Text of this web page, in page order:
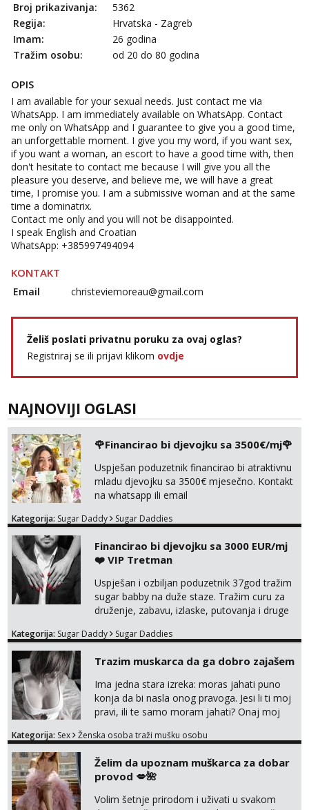
Broj prikazivanja:
5362
Regija:
Hrvatska - Zagreb
Imam:
26 godina
Tražim osobu:
od 20 do 80 godina
OPIS
I am available for your sexual needs. Just contact me via
WhatsApp. I am immediately available on WhatsApp. Contact
me only on WhatsApp and I guarantee to give you a good time,
an unforgettable moment. I give you my word, if you want sex,
if you want a woman, an escort to have a good time with, then
don't hesitate to contact me because I will give you all the
pleasure you deserve, and believe me, we will have a great
time, I promise you. I am a submissive woman and at the same
time a dominatrix.
Contact me only and you will not be disappointed.
I speak English and Croatian
WhatsApp: +385997494094
KONTAKT
Email christeviemoreau@gmail.com
Želiš poslati privatnu poruku za ovaj oglas?
Registriraj se ili prijavi klikom ovdje
NAJNOVIJI OGLASI
🌹Financirao bi djevojku sa 3500€/mj🌹
Uspješan poduzetnik financirao bi atraktivnu
mladu djevojku sa 3500€ mjesečno. Kontakt
na whatsapp ili email
Kategorija: Sugar Daddy Sugar Daddies
Financirao bi djevojku sa 3000 EUR/mj
❤️ VIP Tretman
Uspješan i ozbiljan poduzetnik 37god tražim
sugar babby na duže staze. Tražim curu za
druženje, zabavu, izlaske, putovanja i druge
otvorena, komunikativna, zgodna i atraktivna
markodalic37@gmail.com
Kategorija: Sugar Daddy Sugar Daddies
Trazim muskarca da ga dobro zajašem
Ima jedna stara izreka: moras jahati puno
konja da bi nasla onog pravoga. Jesi li ti moj
pravi, ili te samo moram jahati? Onaj moj
na sexdater link i javi mi se tamo....
Kategorija: Sex Ženska osoba traži mušku osobu
Želim da upoznam muškarca za dobar
provod 💋🌺
Volim šetnje prirodom i uživati u svakom